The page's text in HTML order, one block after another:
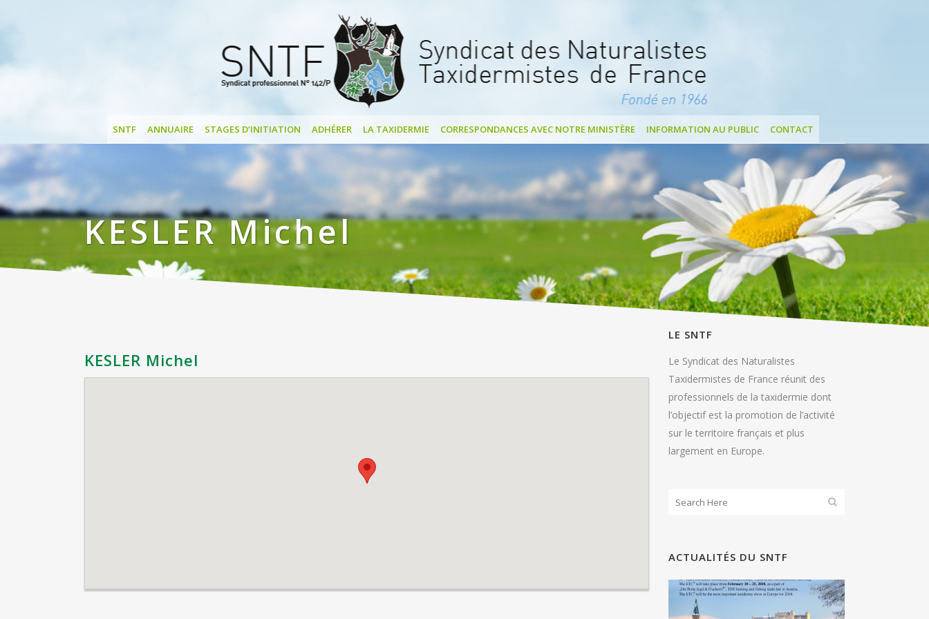
SNTF ANNUAIRE STAGES D’INITIATION ADHÉRER LA TAXIDERMIE CORRESPONDANCES AVEC NOTRE MINISTÈRE INFORMATION AU PUBLIC CONTACT
KESLER Michel
KESLER Michel
LE SNTF
Le Syndicat des Naturalistes
Taxidermistes de France réunit des
professionnels de la taxidermie dont
l’objectif est la promotion de l’activité
sur le territoire français et plus
largement en Europe.
ACTUALITÉS DU SNTF